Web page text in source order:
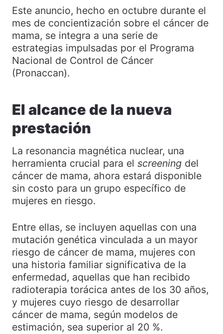
Este anuncio, hecho en octubre durante el
mes de concientización sobre el cáncer de
mama, se integra a una serie de
estrategias impulsadas por el Programa
Nacional de Control de Cáncer
(Pronaccan).
El alcance de la nueva
prestación
La resonancia magnética nuclear, una
herramienta crucial para el screening del
cáncer de mama, ahora estará disponible
sin costo para un grupo específico de
mujeres en riesgo.
Entre ellas, se incluyen aquellas con una
mutación genética vinculada a un mayor
riesgo de cáncer de mama, mujeres con
una historia familiar significativa de la
enfermedad, aquellas que han recibido
radioterapia torácica antes de los 30 años,
y mujeres cuyo riesgo de desarrollar
cáncer de mama, según modelos de
estimación, sea superior al 20 %.